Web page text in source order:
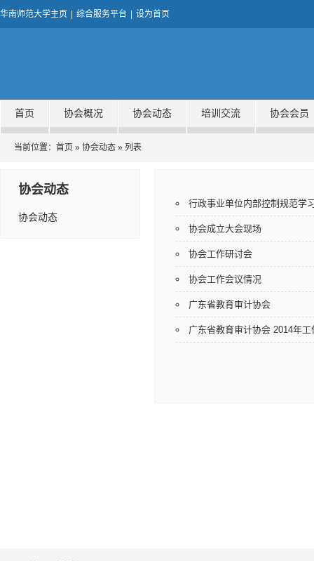
华南师范大学主页 综合服务平台 设为首页
首页 协会概况 协会动态 培训交流 协会会员
当前位置： 首页 » 协会动态 » 列表
协会动态
协会动态
行政事业单位内部控制规范学
协会成立大会现场
协会工作研讨会
协会工作会议情况
广东省教育审计协会
广东省教育审计协会 2014年